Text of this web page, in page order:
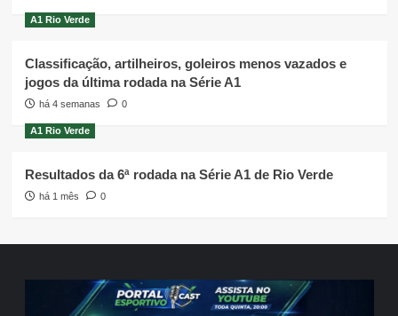
A1 Rio Verde
Classificação, artilheiros, goleiros menos vazados e
jogos da última rodada na Série A1
há 4 semanas 0
A1 Rio Verde
Resultados da 6ª rodada na Série A1 de Rio Verde
há 1 mês 0